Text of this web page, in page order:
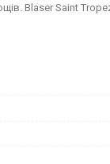
Blaser Saint